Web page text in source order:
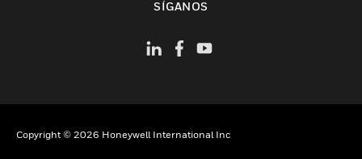
SÍGANOS
Copyright © 2026 Honeywell International Inc